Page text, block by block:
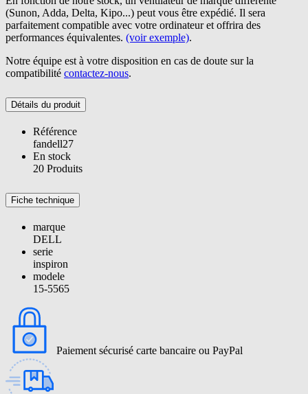
(Sunon, Adda, Delta, Kipo...) peut vous être expédié. Il sera
parfaitement compatible avec votre ordinateur et offrira des
performances équivalentes. (voir exemple).
Notre équipe est à votre disposition en cas de doute sur la
compatibilité contactez-nous.
Détails du produit
Référence
fandell27
En stock
20 Produits
Fiche technique
marque
DELL
serie
inspiron
modele
15-5565
Paiement sécurisé carte bancaire ou PayPal